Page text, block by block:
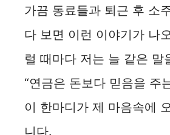
가끔 동료들과 퇴근 후 소
다 보면 이런 이야기가 나
럴 때마다 저는 늘 같은 말
“연금은 돈보다 믿음을 주
이 한마디가 제 마음속에
니다.